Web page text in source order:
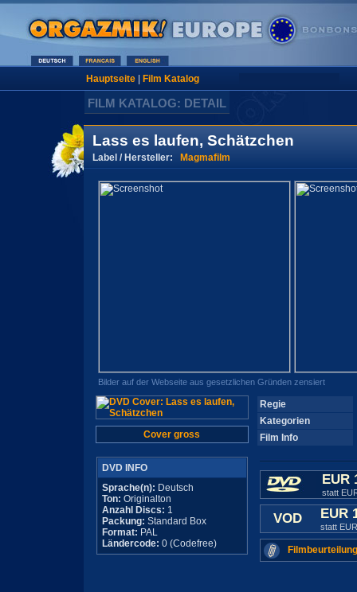
Hauptseite| Film Katalog
FILM KATALOG: DETAIL
Lass es laufen, Schätzchen
Label / Hersteller: Magmafilm
Bilder auf der Webseite aus gesetzlichen Gründen zensiert
Cover gross
DVD INFO
Sprache(n): Deutsch
Ton: Originalton
Anzahl Discs: 1
Packung: Standard Box
Format: PAL
Ländercode: 0 (Codefree)
Regie
Kategorien
Film Info
EUR
statt
VOD EUR
statt